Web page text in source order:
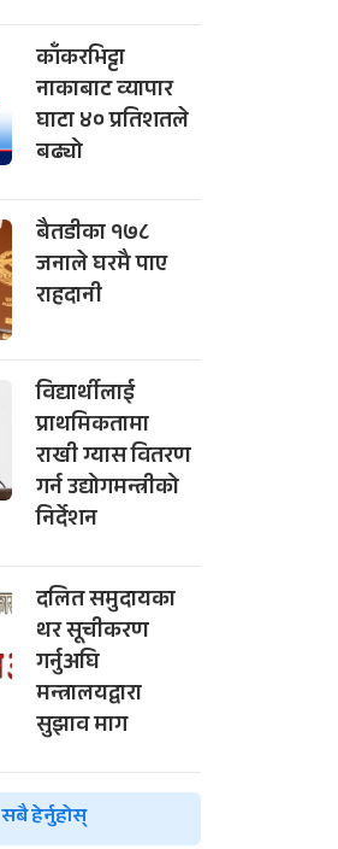
काँकरभिट्टा
नाकाबाट व्यापार
घाटा ४० प्रतिशतले
बढ्यो
बैतडीका १७८
जनाले घरमै पाए
राहदानी
विद्यार्थीलाई
प्राथमिकतामा
राखी ग्यास वितरण
गर्न उद्योगमन्त्रीको
निर्देशन
दलित समुदायका
थर सूचीकरण
गर्नुअघि
मन्त्रालयद्वारा
सुझाव माग
सबै हेर्नुहोस्